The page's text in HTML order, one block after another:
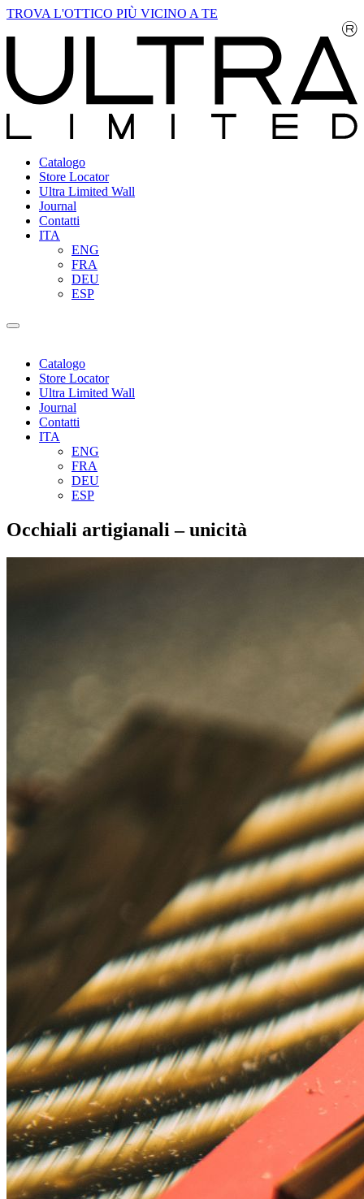
TROVA L'OTTICO PIÙ VICINO A TE
Catalogo
Store Locator
Ultra Limited Wall
Journal
Contatti
ITA
ENG
FRA
DEU
ESP
Catalogo
Store Locator
Ultra Limited Wall
Journal
Contatti
ITA
ENG
FRA
DEU
ESP
Occhiali artigianali – unicità